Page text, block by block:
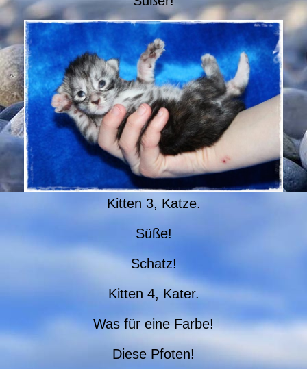
Kitten 3, Katze.
Süße!
Schatz!
Kitten 4, Kater.
Was für eine Farbe!
Diese Pfoten!